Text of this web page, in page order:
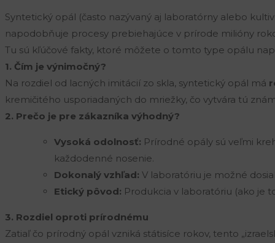
Syntetický opál (často nazývaný aj laboratórny alebo
napodobňuje procesy prebiehajúce v prírode milióny
Tu sú kľúčové fakty, ktoré môžete o tomto type opálu
1. Čím je výnimočný?
Na rozdiel od lacných imitácií zo skla, syntetický opál má
kremičitého usporiadaných do mriežky, čo vytvára tú
2. Prečo je pre zákazníka výhodný?
Vysoká odolnosť: Prírodné opály sú veľmi
každodenné nosenie.
Dokonalý vzhľad: V laboratóriu je možné
Etický pôvod: Produkcia v laboratóriu (ako je
3. Rozdiel oproti prírodnému
Zatiaľ čo prírodný opál vzniká státisíce rokov, tento